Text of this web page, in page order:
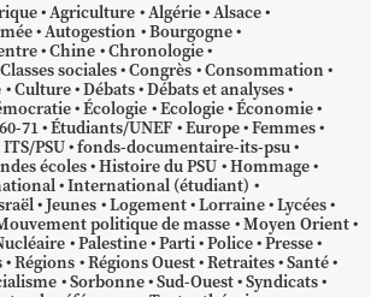
Agriculture Algérie Alsace
Autogestion
Bourgogne
Chine Chronologie
Classes sociales Congrès Consommation
Culture Débats Débats et analyses
Écologie Ecologie Économie
71 Étudiants/UNEF Europe Femmes
PSU fonds-documentaire-its-psu
écoles Histoire du PSU Hommage
International (étudiant)
Jeunes Logement Lorraine Lycées
politique de masse Moyen Orient
Palestine Parti Police Presse
Régions Régions Ouest Retraites Santé
Sorbonne Sud-Ouest Syndicats